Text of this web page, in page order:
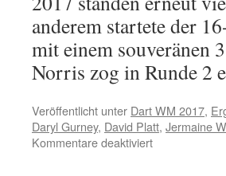
anderem startete der
mit einem souveränen
Norris zog in Runde 2
Veröffentlicht unter Dart WM 2017,
Daryl Gurney, David Platt, Jermaine
Kommentare deaktiviertfür